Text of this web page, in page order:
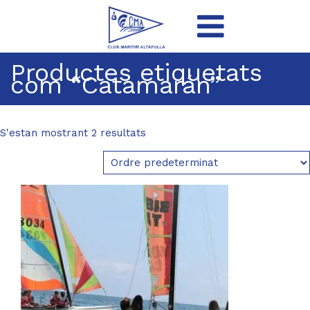
Productes etiquetats
com “Catamarán”
S'estan mostrant 2 resultats